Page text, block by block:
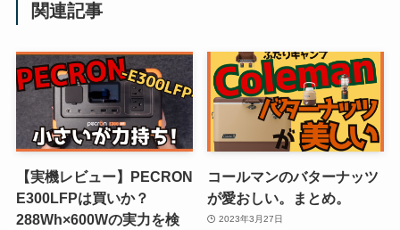
関連記事
【実機レビュー】PECRON
E300LFPは買いか？
288Wh×600Wの実力を検
コールマンのバターナッツ
が愛おしい。まとめ。
2023年3月27日